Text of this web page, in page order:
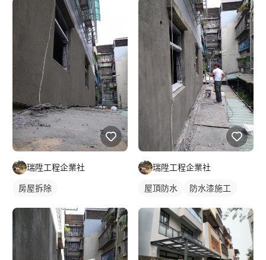
瑞陞工程企業社
房屋拆除
瑞陞工程企業社
屋頂防水 防水漆施工